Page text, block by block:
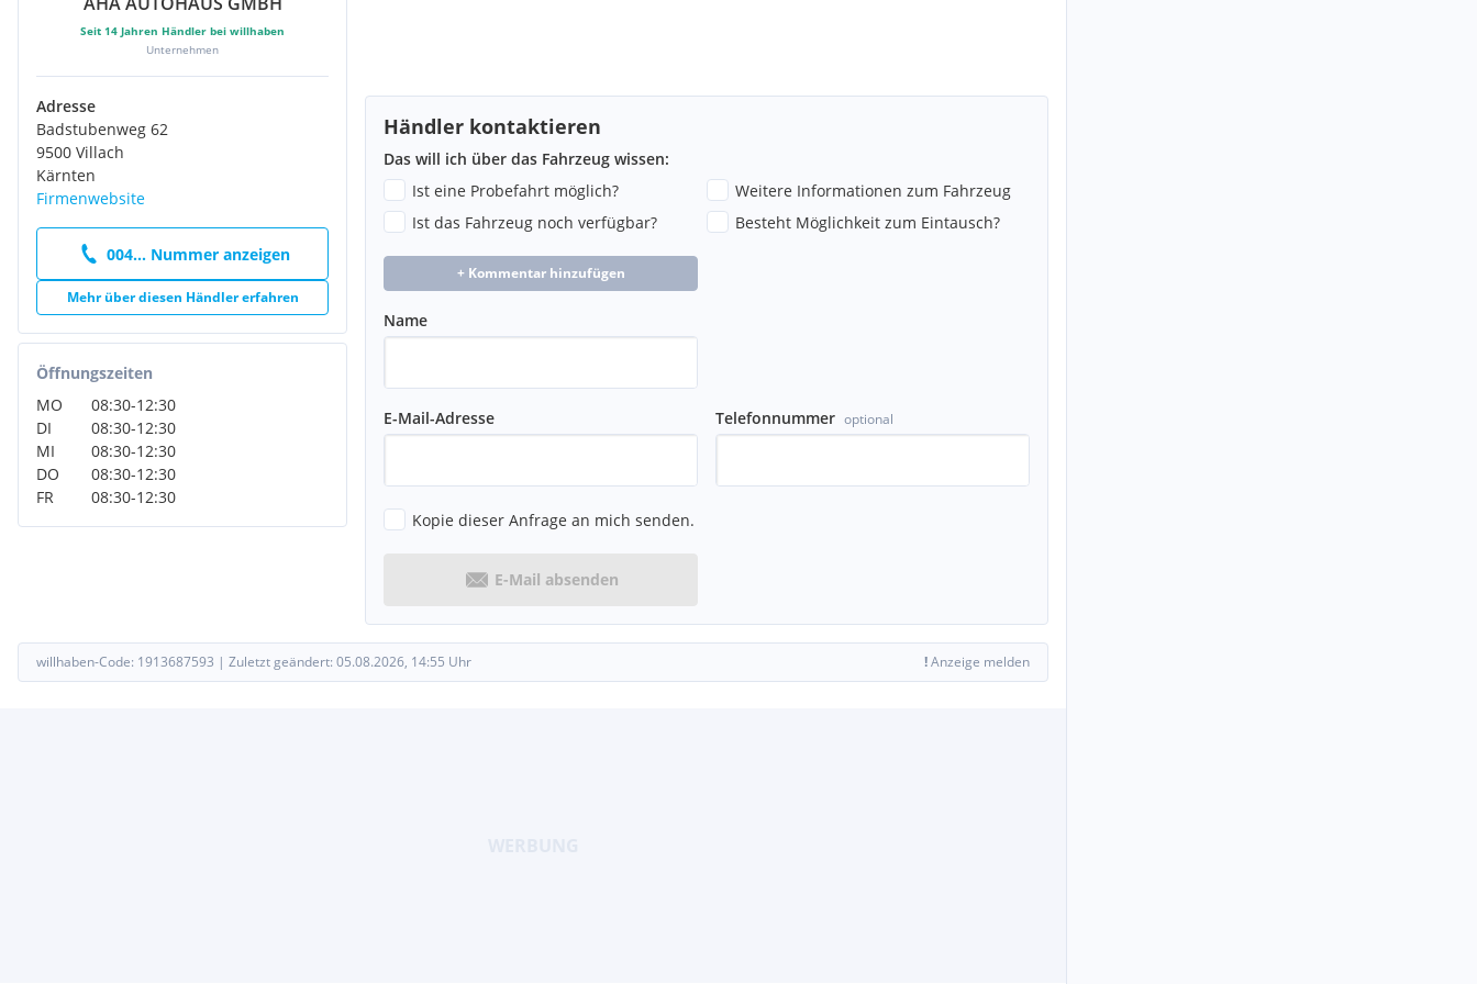
Seit 14 Jahren Händler bei willhaben
Unternehmen
Adresse
Badstubenweg 62
9500 Villach
Kärnten
Firmenwebsite
004... Nummer anzeigen
Mehr über diesen Händler erfahren
Öffnungszeiten
MO
08:30-12:30
DI
08:30-12:30
MI
08:30-12:30
DO
08:30-12:30
FR
08:30-12:30
Händler kontaktieren
Das will ich über das Fahrzeug wissen:
Ist eine Probefahrt möglich?
Weitere Informationen zum Fahrzeug
Ist das Fahrzeug noch verfügbar?
Besteht Möglichkeit zum Eintausch?
+ Kommentar hinzufügen
Name
E-Mail-Adresse Telefonnummer optional
Kopie dieser Anfrage an mich senden.
E-Mail absenden
willhaben-Code: 1913687593 | Zuletzt geändert: 05.08.2026, 14:55 Uhr !Anzeige melden